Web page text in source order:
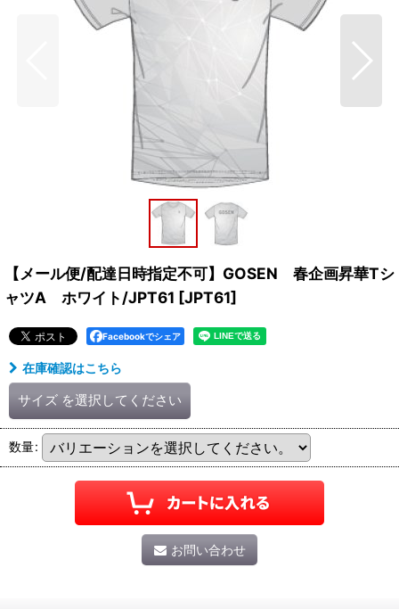
【メール便/配達日時指定不可】GOSEN 春企画昇華Tシ
ャツA ホワイト/JPT61 [JPT61]
Facebookでシェア
在庫確認はこちら
サイズ を選択してください
数量:
お問い合わせ